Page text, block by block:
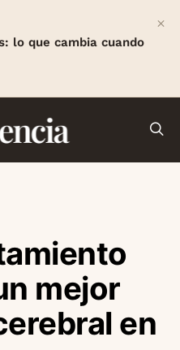
lo que cambia cuando
×
mejor
en